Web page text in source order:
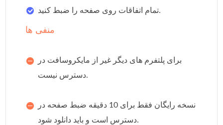
تمام اتفاقات روی صفحه را ضبط کنید.
منفی ها
برای پلتفرم های دیگر غیر از مایکروسافت در
دسترس نیست.
نسخه رایگان فقط برای 10 دقیقه ضبط صفحه در
دسترس است و باید دانلود شود.